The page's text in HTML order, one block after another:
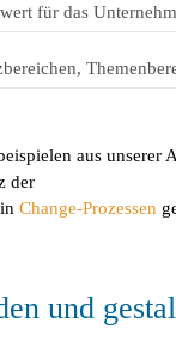
für das
aus
der
Change-Prozessen
und